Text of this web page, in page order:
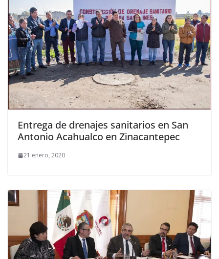
Entrega de drenajes sanitarios en San
Antonio Acahualco en Zinacantepec
21 enero, 2020